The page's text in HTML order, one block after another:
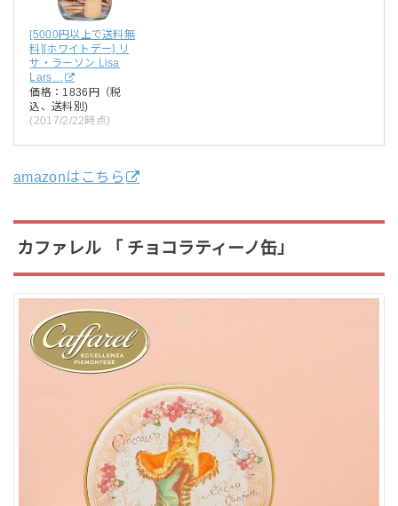
[5000円以上で送料無
料][ホワイトデー] リ
サ・ラーソン Lisa
Lars…
価格：1836円（税
込、送料別)
(2017/2/22時点)
amazonはこちら
カファレル 「 チョコラティーノ缶」